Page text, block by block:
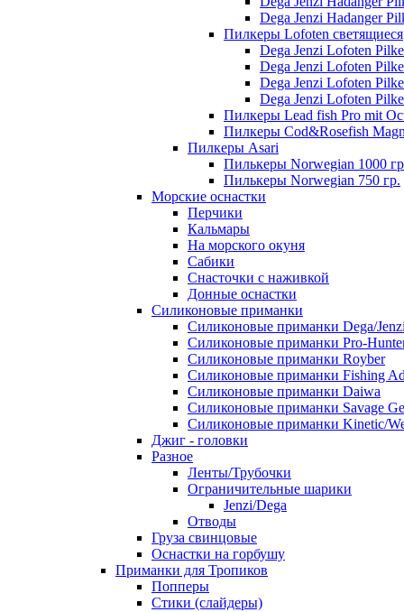
Dega Jenzi Hadanger
Пилкеры Lofoten светящиеся
Dega Jenzi Lofoten
Dega Jenzi Lofoten
Dega Jenzi Lofoten
Dega Jenzi Lofoten
Пилкеры Lead fish Pro mit
Пилкеры Cod&Rosefish
Пилкеры Asari
Пилькеры Norwegian 1000
Пилькеры Norwegian 750 гр.
Морские оснастки
Перчики
Кальмары
На морского окуня
Сабики
Снасточки с наживкой
Донные оснастки
Силиконовые приманки
Силиконовые приманки Dega/Jenzi
Силиконовые приманки Pro-
Силиконовые приманки Royber
Силиконовые приманки Fishing
Силиконовые приманки Daiwa
Силиконовые приманки Savage
Силиконовые приманки Kinetic/
Джиг - головки
Разное
Ленты/Трубочки
Ограничительные шарики
Jenzi/Dega
Отводы
Груза свинцовые
Оснастки на горбушу
Приманки для Тропиков
Попперы
Стики (слайдеры)